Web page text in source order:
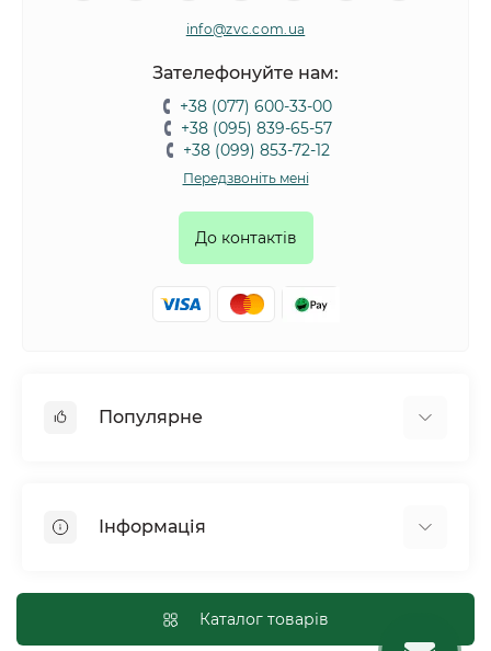
info@zvc.com.ua
Зателефонуйте нам:
+38 (077) 600-33-00
+38 (095) 839-65-57
+38 (099) 853-72-12
Передзвоніть мені
До контактів
Популярне
Птахи
Рептилії
Сільськогосподарські тварини та птахи
Інформація
Оплата і доставка
Каталог товарів